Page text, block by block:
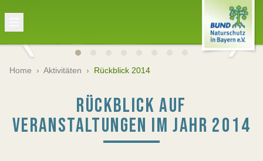
Home › Aktivitäten › Rückblick 2014
RÜCKBLICK AUF
VERANSTALTUNGEN IM JAHR 2014